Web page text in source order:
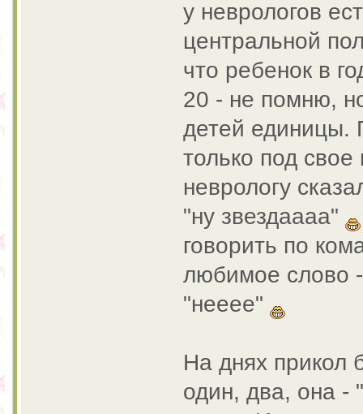
у неврологов
центральной
что ребенок в
20 - не помню,
детей единицы.
только под
неврологу
"ну звездаааа"
говорить по
любимое слово
"нееее"
На днях прикол
один, два, она -